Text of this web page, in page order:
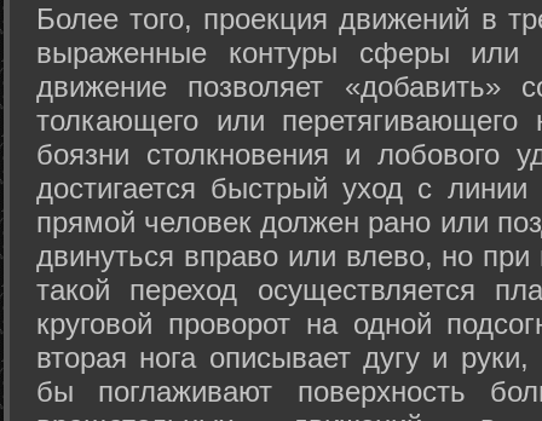
Более того, проекция движений в
выраженные контуры сферы или
движение позволяет «добавить»
толкающего или перетягивающего
боязни столкновения и лобового
достигается быстрый уход с
прямой человек должен рано или
двинуться вправо или влево, но
такой переход осуществляется
круговой проворот на одной
вторая нога описывает дугу и
бы поглаживают поверхность